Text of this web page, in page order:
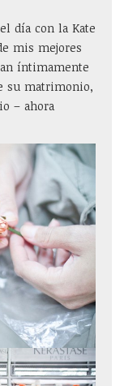
día con la Kate
mis mejores
íntimamente
su matrimonio,
– ahora